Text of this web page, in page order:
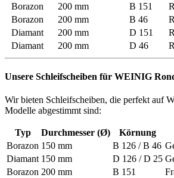
Borazon
200 mm B 151
Borazon
200 mm B 46
Diamant
200 mm D 151
Diamant
200 mm D 46
Unsere Schleifscheiben für WEINIG
Wir bieten Schleifscheiben, die perfekt auf
Modelle abgestimmt sind:
Typ Durchmesser (Ø) Körnung
Borazon 150 mm B 126 / B 46
Diamant 150 mm D 126 / D 25
Borazon 200 mm B 151